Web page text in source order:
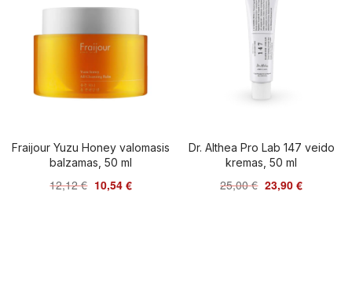
Fraijour Yuzu Honey valomasis
balzamas, 50 ml
12,12€ 10,54 €
Dr. Althea Pro Lab 147 veido
kremas, 50 ml
25,00€ 23,90 €